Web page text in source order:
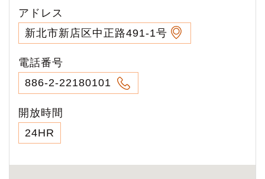
アドレス
新北市新店区中正路491-1号
電話番号
886-2-22180101
開放時間
24HR